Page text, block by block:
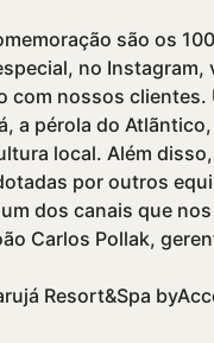
são os
no
com nossos
a pérola do
local. Além
por outros
dos canais que
Carlos Pollak,
Resort&Spa